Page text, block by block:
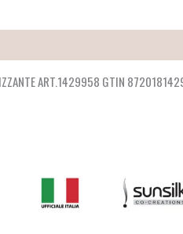
ART.1429958 GTIN